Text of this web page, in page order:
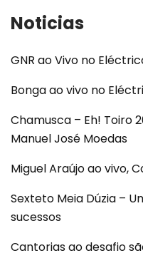
Noticias
GNR ao Vivo no
Bonga ao vivo no
Chamusca – Eh! Toiro
Manuel José Moedas
Miguel Araújo ao vivo,
Sexteto Meia Dúzia –
sucessos
Cantorias ao desafio